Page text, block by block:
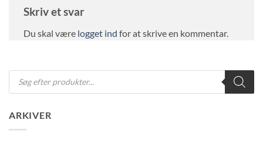
Skriv et svar
Du skal være logget ind for at skrive en kommentar.
Products
search
ARKIVER